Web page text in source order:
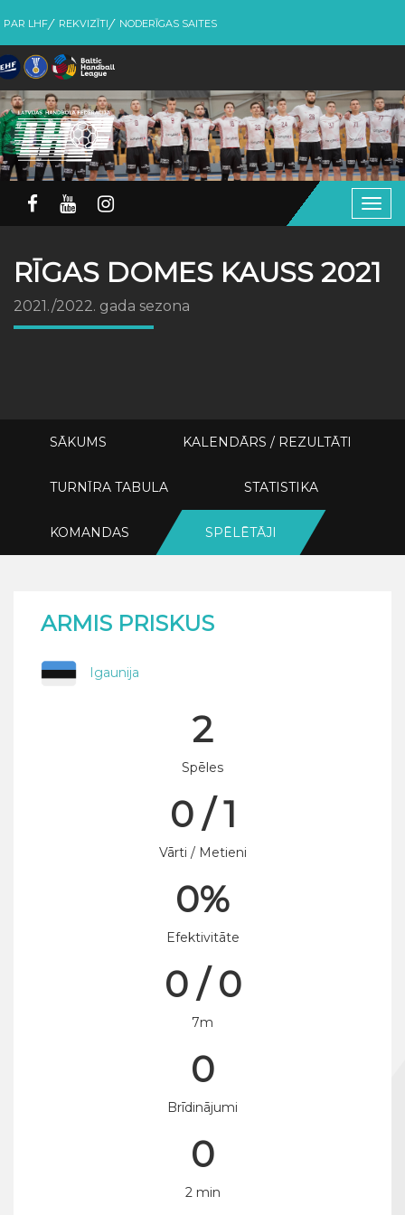
PAR LHF REKVIZĪTI NODERĪGAS SAITES
RĪGAS DOMES KAUSS 2021
2021./2022. gada sezona
SĀKUMS KALENDĀRS / REZULTĀTI
TURNĪRA TABULA STATISTIKA
KOMANDAS SPĒLĒTĀJI
ARMIS PRISKUS
Igaunija
2
Spēles
0 / 1
Vārti / Metieni
0%
Efektivitāte
0 / 0
7m
0
Brīdinājumi
0
2 min